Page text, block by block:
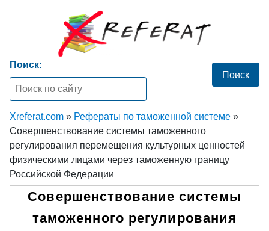
Поиск:
Xreferat.com » Рефераты по таможенной системе »
Совершенствование системы таможенного
регулирования перемещения культурных ценностей
физическими лицами через таможенную границу
Российской Федерации
Совершенствование системы
таможенного регулирования